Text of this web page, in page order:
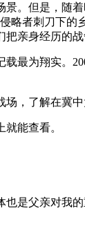
。但是，随
者刺刀下
亲身经历的
最为翔实。
，了解在冀
能查看。
是父亲对我的